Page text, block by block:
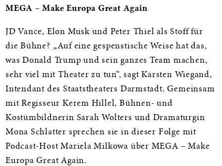
MEGA – Make Europa Great Again
JD Vance, Elon Musk und Peter Thiel als Stoff für
die Bühne? „Auf eine gespenstische Weise hat das,
was Donald Trump und sein ganzes Team machen,
sehr viel mit Theater zu tun“, sagt Karsten Wiegand,
Intendant des Staatstheaters Darmstadt. Gemeinsam
mit Regisseur Kerem Hillel, Bühnen- und
Kostümbildnerin Sarah Wolters und Dramaturgin
Mona Schlatter sprechen sie in dieser Folge mit
Podcast-Host Mariela Milkowa über MEGA – Make
Europa Great Again.